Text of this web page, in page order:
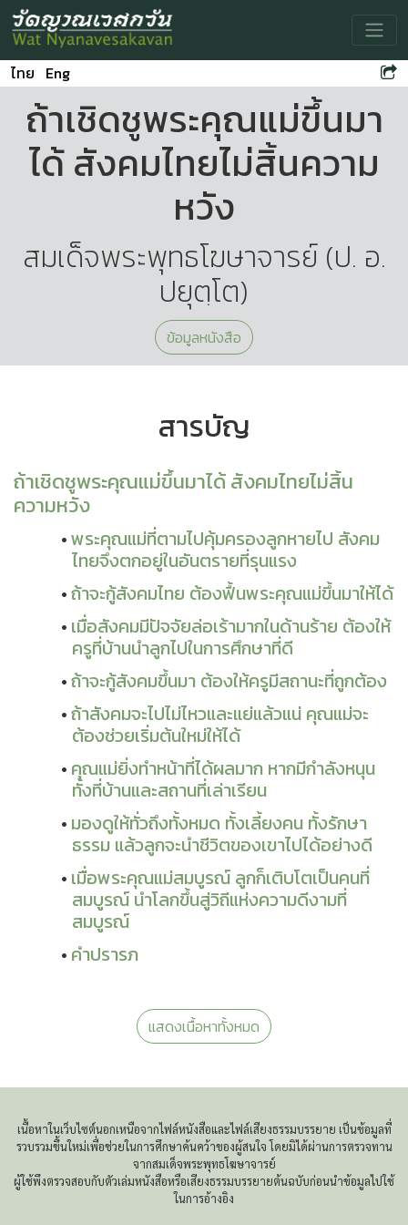
ไทย Eng
ถ้าเชิดชูพระคุณแม่ขึ้นมา
ได้ สังคมไทยไม่สิ้นความ
หวัง
สมเด็จพระพุทธโฆษาจารย์ (ป. อ.
ปยุตฺโต)
ข้อมูลหนังสือ
สารบัญ
ถ้าเชิดชูพระคุณแม่ขึ้นมาได้ สังคมไทยไม่สิ้น
ความหวัง
พระคุณแม่ที่ตามไปคุ้มครองลูกหายไป สังคม
ไทยจึงตกอยู่ในอันตรายที่รุนแรง
ถ้าจะกู้สังคมไทย ต้องฟื้นพระคุณแม่ขึ้นมาให้ได้
เมื่อสังคมมีปัจจัยล่อเร้ามากในด้านร้าย ต้องให้
ครูที่บ้านนำลูกไปในการศึกษาที่ดี
ถ้าจะกู้สังคมขึ้นมา ต้องให้ครูมีสถานะที่ถูกต้อง
ถ้าสังคมจะไปไม่ไหวและแย่แล้วแน่ คุณแม่จะ
ต้องช่วยเริ่มต้นใหม่ให้ได้
คุณแม่ยิ่งทำหน้าที่ได้ผลมาก หากมีกำลังหนุน
ทั้งที่บ้านและสถานที่เล่าเรียน
มองดูให้ทั่วถึงทั้งหมด ทั้งเลี้ยงคน ทั้งรักษา
ธรรม แล้วลูกจะนำชีวิตของเขาไปได้อย่างดี
เมื่อพระคุณแม่สมบูรณ์ ลูกก็เติบโตเป็นคนที่
สมบูรณ์ นำโลกขึ้นสู่วิถีแห่งความดีงามที่
สมบูรณ์
คำปรารภ
แสดงเนื้อหาทั้งหมด
เนื้อหาในเว็บไซต์นอกเหนือจากไฟล์หนังสือและไฟล์เสียงธรรมบรรยาย เป็นข้อมูลที่
รวบรวมขึ้นใหม่เพื่อช่วยในการศึกษาค้นคว้าของผู้สนใจ โดยมิได้ผ่านการตรวจทาน
จากสมเด็จพระพุทธโฆษาจารย์
ผู้ใช้พึงตรวจสอบกับตัวเล่มหนังสือหรือเสียงธรรมบรรยายต้นฉบับก่อนนำข้อมูลไปใช้
ในการอ้างอิง